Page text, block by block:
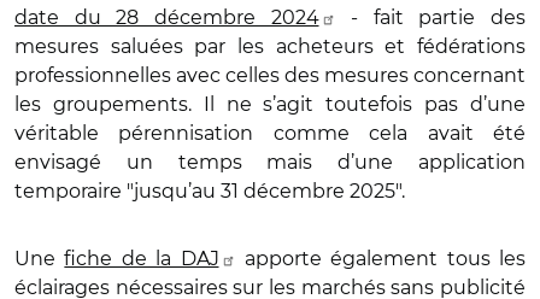
date du 28 décembre 2024
- fait partie des
mesures saluées par les acheteurs et fédérations
professionnelles avec celles des mesures concernant
les groupements. Il ne s’agit toutefois pas d’une
véritable pérennisation comme cela avait été
envisagé un temps mais d’une application
temporaire "jusqu’au 31 décembre 2025".
Unefiche de la DAJ
apporte également tous les
éclairages nécessaires sur les marchés sans publicité